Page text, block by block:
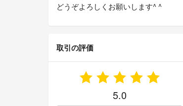
どうぞよろしくお願いします^ ^
取引の評価
5.0